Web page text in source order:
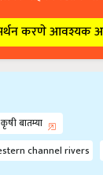
करणे आवश्यक
बातम्या
channel rivers